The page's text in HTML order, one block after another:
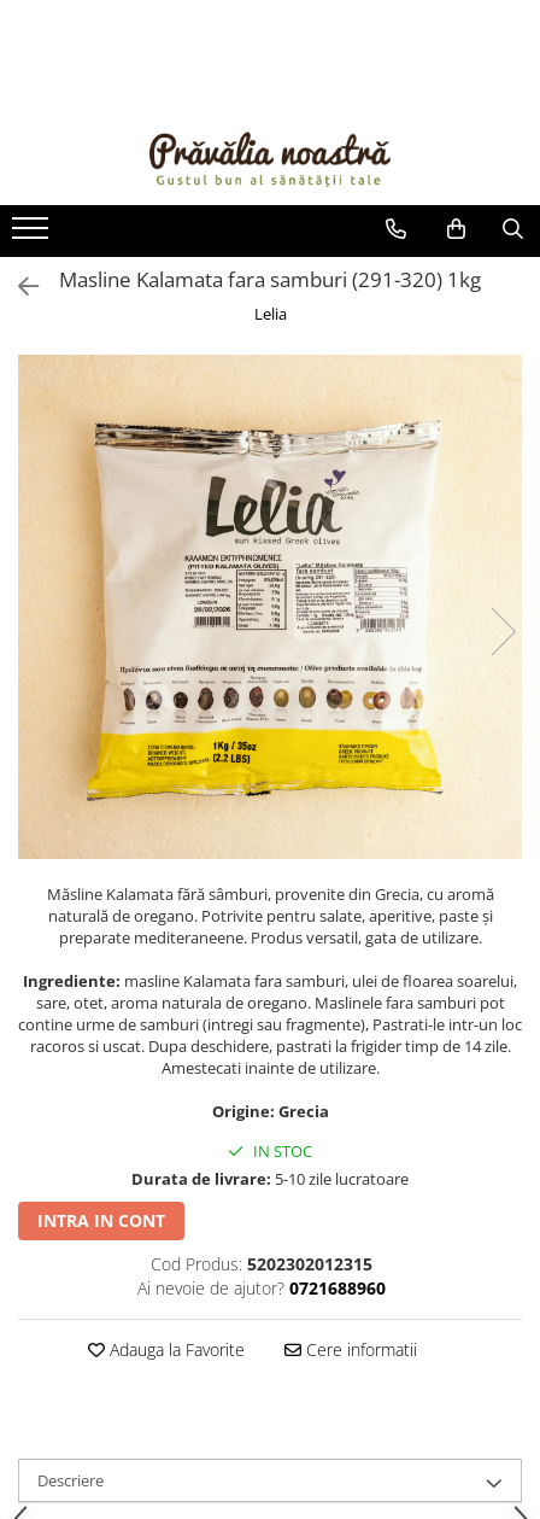
ULEIURI ȘI UNTURI
MĂSLINE
NUCI ȘI SEMINȚE
FRUCTE DESHIDRATATE
FRUCTE LA CONSERVĂ
OȚETURI ȘI SOSURI
FĂINĂ FĂRĂ GLUTEN
BĂUTURI / LAPTE VEGETAL
CREME ȘI PASTE TARTINABILE
CONDIMENTE
CEAIURI GRECEȘTI
CIOCOLATĂ ȘI CACAO
HEALTHY SNACKS
SUPERALIMENTE
BACANIE
PRODUSE ECO / ORGANICE
COSMETICE
REMEDII NATURISTE
TOATE PRODUSELE
Masline Kalamata fara samburi (291-320) 1kg
Lelia
Măsline Kalamata fără sâmburi, provenite din Grecia, cu aromă
naturală de oregano. Potrivite pentru salate, aperitive, paste și
preparate mediteraneene. Produs versatil, gata de utilizare.
Ingrediente: masline Kalamata fara samburi, ulei de floarea soarelui,
sare, otet, aroma naturala de oregano. Maslinele fara samburi pot
contine urme de samburi (intregi sau fragmente), Pastrati-le intr-un loc
racoros si uscat. Dupa deschidere, pastrati la frigider timp de 14 zile.
Amestecati inainte de utilizare.
Origine: Grecia
IN STOC
Durata de livrare: 5-10 zile lucratoare
INTRA IN CONT
Cod Produs: 5202302012315
Ai nevoie de ajutor? 0721688960
Adauga la Favorite Cere informatii
Descriere